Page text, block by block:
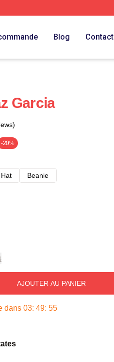
Blog Contact
Garcia
-20%
Beanie
AJOUTER AU PANIER
dans 03: 49: 54